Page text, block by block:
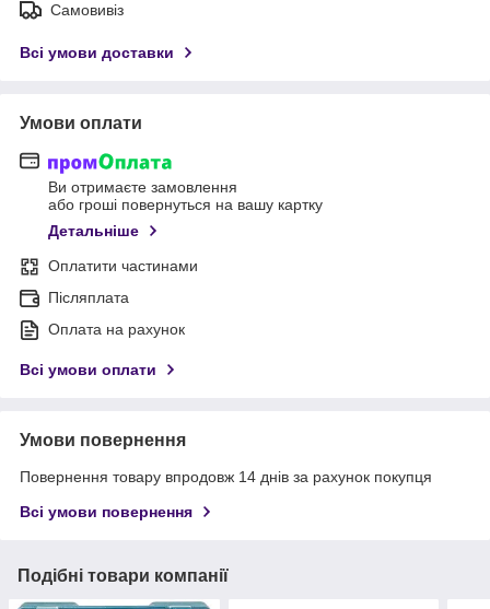
Самовивіз
Всі умови доставки
Умови оплати
Ви отримаєте замовлення
або гроші повернуться на вашу картку
Детальніше
Оплатити частинами
Післяплата
Оплата на рахунок
Всі умови оплати
Умови повернення
Повернення товару впродовж 14 днів за рахунок покупця
Всі умови повернення
Подібні товари компанії